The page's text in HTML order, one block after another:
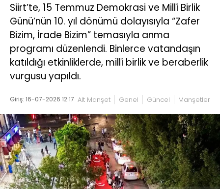
Siirt’te, 15 Temmuz Demokrasi ve Millî Birlik
Günü’nün 10. yıl dönümü dolayısıyla “Zafer
Bizim, İrade Bizim” temasıyla anma
programı düzenlendi. Binlerce vatandaşın
katıldığı etkinliklerde, millî birlik ve beraberlik
vurgusu yapıldı.
Giriş: 16-07-2026 12:17 Alt Manşet Genel Güncel Manşetler